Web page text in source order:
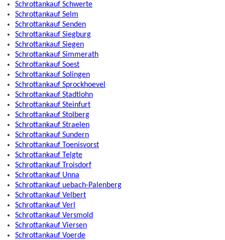
Schrottankauf Schwerte
Schrottankauf Selm
Schrottankauf Senden
Schrottankauf Siegburg
Schrottankauf Siegen
Schrottankauf Simmerath
Schrottankauf Soest
Schrottankauf Solingen
Schrottankauf Sprockhoevel
Schrottankauf Stadtlohn
Schrottankauf Steinfurt
Schrottankauf Stolberg
Schrottankauf Straelen
Schrottankauf Sundern
Schrottankauf Toenisvorst
Schrottankauf Telgte
Schrottankauf Troisdorf
Schrottankauf Unna
Schrottankauf uebach-Palenberg
Schrottankauf Velbert
Schrottankauf Verl
Schrottankauf Versmold
Schrottankauf Viersen
Schrottankauf Voerde